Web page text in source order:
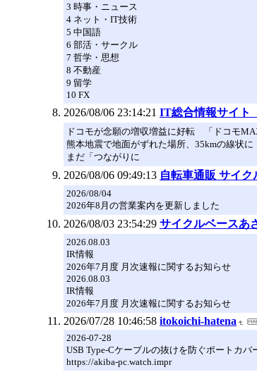
3 時事・ニュース
4 ネット・IT技術
5 中国語
6 部活・サークル
7 哲学・思想
8 不動産
9 留学
10 FX
2026/08/06 23:14:21 IT総合情報サイト
ドコモが念願の増収増益に好転 「ドコモ
熊本地震で地面がずれた場所、35kmの線状
まだ「つながりに
2026/08/06 09:49:13 自転車通販 サイ
2026/08/04
2026年8月の営業案内を更新しました
2026/08/03 23:54:29 サイクルベースあ
2026.08.03
IR情報
2026年7月度 月次速報に関するお知らせ
2026.08.03
IR情報
2026年7月度 月次速報に関するお知らせ
2026/07/28 10:46:58 itokoichi-hatena
2026-07-28
USB Type-Cケーブルの抜けを防ぐポートカ
https://akiba-pc.watch.impr